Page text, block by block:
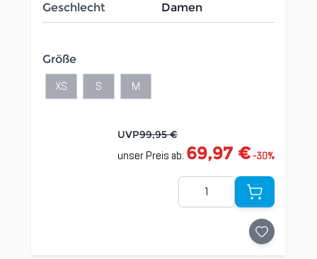
Geschlecht Damen
Größe
XS S M
UVP99,95 €
unser Preis ab: 69,97 €-30%
Menge